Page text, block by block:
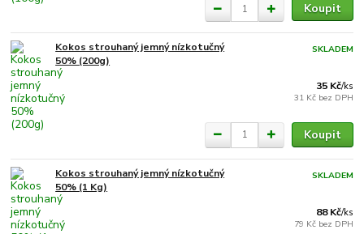
Koupit
Kokos strouhaný jemný nízkotučný
50% (200g)
35 Kč/ks
31 Kč bez DPH
SKLADEM
Koupit
Kokos strouhaný jemný nízkotučný
50% (1 Kg)
88 Kč/ks
79 Kč bez DPH
SKLADEM